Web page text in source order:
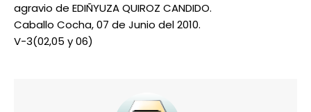
agravio de EDIÑYUZA QUIROZ CANDIDO.
Caballo Cocha, 07 de Junio del 2010.
V-3(02,05 y 06)